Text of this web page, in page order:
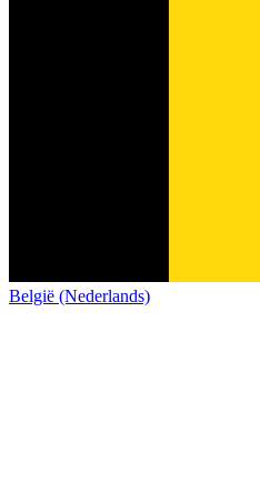
België (Nederlands)